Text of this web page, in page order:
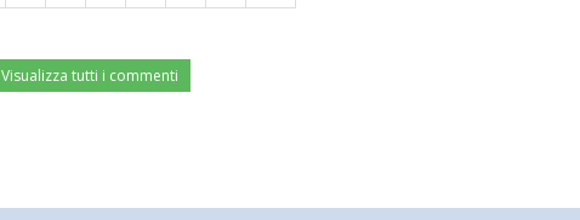
Visualizza tutti i commenti